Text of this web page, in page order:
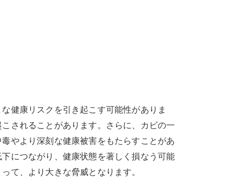
健康リスクを引き起こす可能性がありま
されることがあります。さらに、カビの一
やより深刻な健康被害をもたらすことがあ
につながり、健康状態を著しく損なう可能
て、より大きな脅威となります。